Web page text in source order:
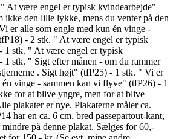
At være engel er typisk kvindearbejde"
ikke den lille lykke, mens du venter på den
er alle som engle med kun én vinge -
- 2 stk. " At være engel er typisk
1 stk. " At være engel er typisk
stk. " Sigt efter månen - om du rammer
. Sigt højt" (tfP25) - 1 stk. " Vi er
vinge - sammen kan vi flyve" (tfP26) - 1
for at blive yngre, men for at blive
plakater er nye. Plakaterne måler ca.
har en ca. 6 cm. bred passepartout-kant,
på denne plakat. Sælges for 60,-